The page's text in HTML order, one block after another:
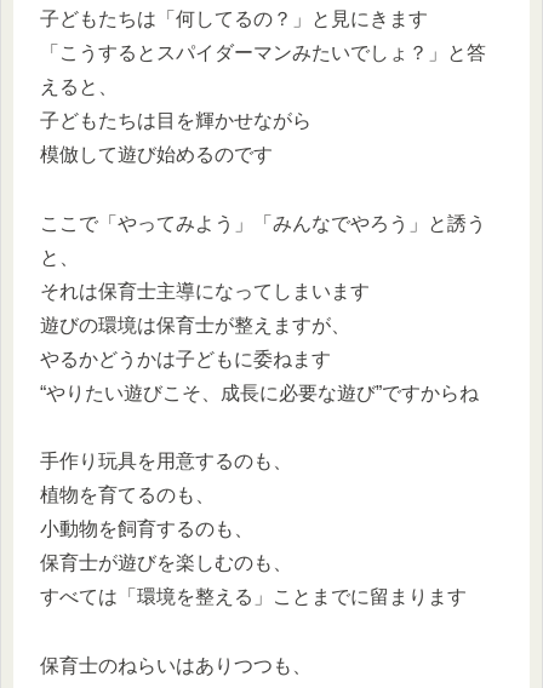
子どもたちは「何してるの？」と見にきます
「こうするとスパイダーマンみたいでしょ？」と答
えると、
子どもたちは目を輝かせながら
模倣して遊び始めるのです
ここで「やってみよう」「みんなでやろう」と誘う
と、
それは保育士主導になってしまいます
遊びの環境は保育士が整えますが、
やるかどうかは子どもに委ねます
“やりたい遊びこそ、成長に必要な遊び”ですからね
手作り玩具を用意するのも、
植物を育てるのも、
小動物を飼育するのも、
保育士が遊びを楽しむのも、
すべては「環境を整える」ことまでに留まります
保育士のねらいはありつつも、